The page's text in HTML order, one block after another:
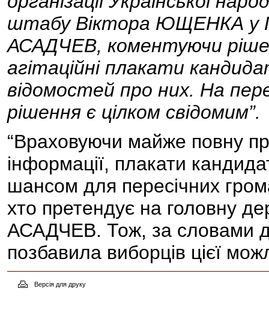
штабу Віктора ЮЩЕНКА у
АСАДЧЕВ, коментуючи
агітаційні плакати
відомостей про них. На
рішення є цілком свідомим”.
“Враховуючи майже повну
інформації, плакати
шансом для пересічних
хто претендує на головну
АСАДЧЕВ. Тож, за словами
позбавила виборців цієї
Версія для друку